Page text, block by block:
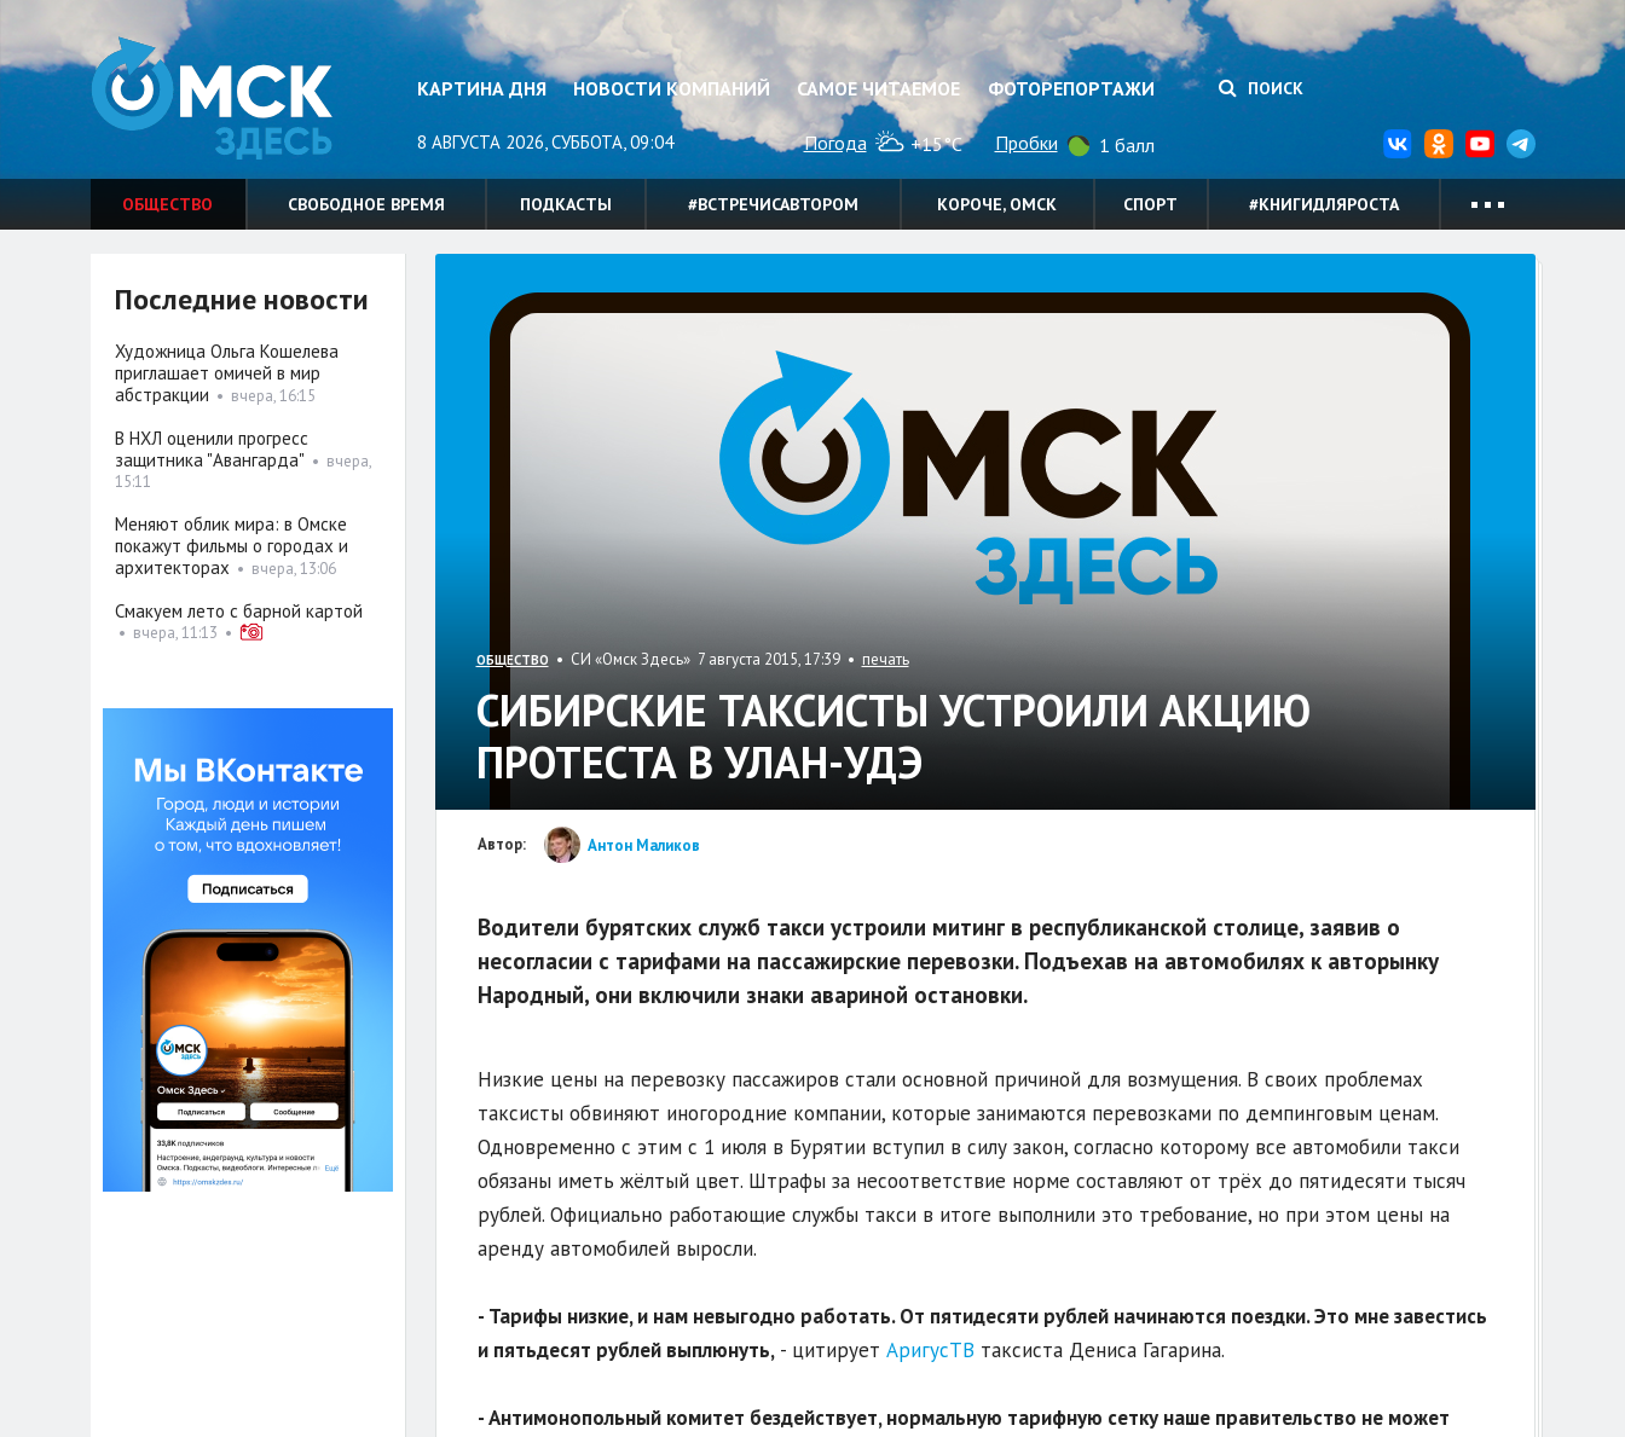
КАРТИНА ДНЯ НОВОСТИ КОМПАНИЙ САМОЕ ЧИТАЕМОЕ ФОТОРЕПОРТАЖИ ПОИСК
8 АВГУСТА 2026, СУББОТА, 09:04 Погода +15°C Пробки 1 балл
ОБЩЕСТВО СВОБОДНОЕ ВРЕМЯ ПОДКАСТЫ #ВСТРЕЧИСАВТОРОМ КОРОЧЕ, ОМСК СПОРТ #КНИГИДЛЯРОСТА
ОБЩЕСТВО • СИ «Омск Здесь» 7 августа 2015, 17:39 • печать
СИБИРСКИЕ ТАКСИСТЫ УСТРОИЛИ АКЦИЮ
ПРОТЕСТА В УЛАН-УДЭ
Автор: Антон Маликов
Водители бурятских служб такси устроили митинг в республиканской столице, заявив о
несогласии с тарифами на пассажирские перевозки. Подъехав на автомобилях к авторынку
Народный, они включили знаки авариной остановки.
Низкие цены на перевозку пассажиров стали основной причиной для возмущения. В своих проблемах
таксисты обвиняют иногородние компании, которые занимаются перевозками по демпинговым ценам.
Одновременно с этим с 1 июля в Бурятии вступил в силу закон, согласно которому все автомобили такси
обязаны иметь жёлтый цвет. Штрафы за несоответствие норме составляют от трёх до пятидесяти тысяч
рублей. Официально работающие службы такси в итоге выполнили это требование, но при этом цены на
аренду автомобилей выросли.
- Тарифы низкие, и нам невыгодно работать. От пятидесяти рублей начинаются поездки. Это мне завестись
и пятьдесят рублей выплюнуть,- цитирует АригусТВ таксиста Дениса Гагарина.
- Антимонопольный комитет бездействует, нормальную тарифную сетку наше правительство не может
Последние новости
Художница Ольга Кошелева
приглашает омичей в мир
абстракции • вчера, 16:15
В НХЛ оценили прогресс
защитника "Авангарда" • вчера,
15:11
Меняют облик мира: в Омске
покажут фильмы о городах и
архитекторах • вчера, 13:06
Смакуем лето с барной картой
• вчера, 11:13 •